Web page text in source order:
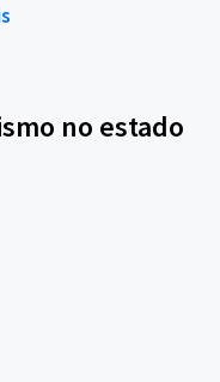
no estado